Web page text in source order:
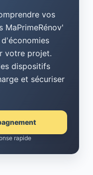
vos
MaPrimeRénov'
votre projet.
dispositifs
et sécuriser
rapide